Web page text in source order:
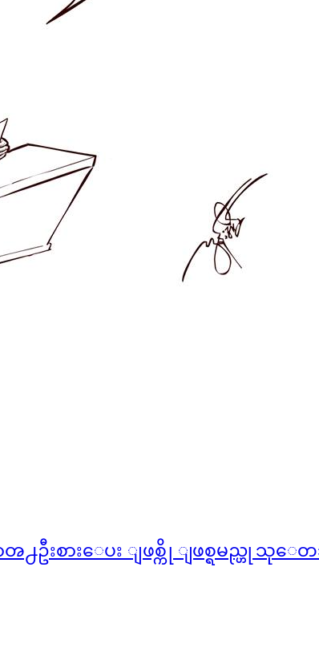
ဦးစားေပး ျဖစ္ကို ျဖစ္ရမည္ဟု သုေ